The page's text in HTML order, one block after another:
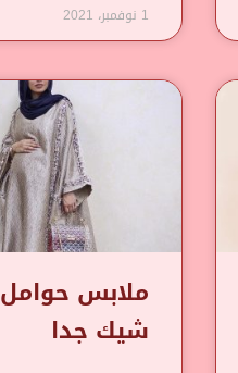
1 نوفمبر، 2021
ملابس حوامل
شيك جدا